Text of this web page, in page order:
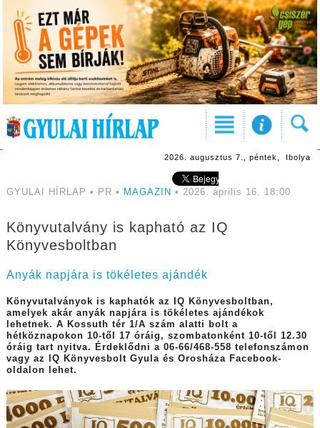
2026. augusztus 7., péntek, Ibolya
GYULAI HÍRLAP • PR • MAGAZIN • 2026. április 16. 18:00
Könyvutalvány is kapható az IQ
Könyvesboltban
Anyák napjára is tökéletes ajándék
Könyvutalványok is kaphatók az IQ Könyvesboltban,
amelyek akár anyák napjára is tökéletes ajándékok
lehetnek. A Kossuth tér 1/A szám alatti bolt a
hétköznapokon 10-től 17 óráig, szombatonként 10-től 12.30
óráig tart nyitva. Érdeklődni a 06-66/468-558 telefonszámon
vagy az IQ Könyvesbolt Gyula és Orosháza Facebook-
oldalon lehet.